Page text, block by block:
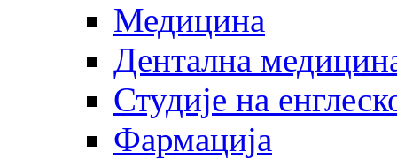
Медицина
Дентална
Студије на
Фармација